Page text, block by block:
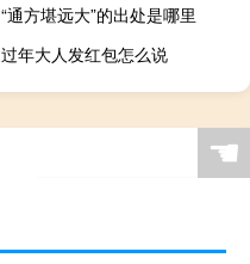
“通方堪远大”的出处是哪里
过年大人发红包怎么说
☚